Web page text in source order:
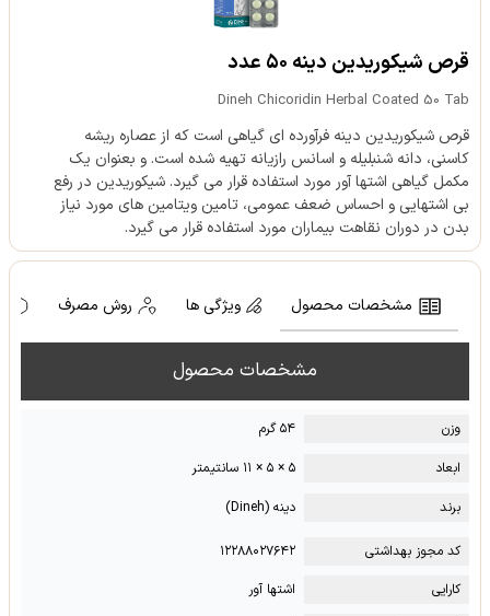
قرص شیکوریدین دینه ۵۰ عدد
Dineh Chicoridin Herbal Coated 50 Tab
قرص شیکوریدین دینه فرآورده ای گیاهی است که از عصاره ریشه
کاسنی، دانه شنبلیله و اسانس رازیانه تهیه شده است. و بعنوان یک
مکمل گیاهی اشتها آور مورد استفاده قرار می گیرد. شیکوریدین در رفع
بی اشتهایی و احساس ضعف عمومی، تامین ویتامین های مورد نیاز
بدن در دوران نقاهت بیماران مورد استفاده قرار می گیرد.
مشخصات محصول ویژگی ها روش مصرف
مشخصات محصول
وزن
۵۴ گرم
ابعاد
۵ × ۵ × ۱۱ سانتیمتر
برند
دینه (Dineh)
کد مجوز بهداشتی
۱۲۲۸۸۰۲۷۶۴۲
کارایی
اشتها آور